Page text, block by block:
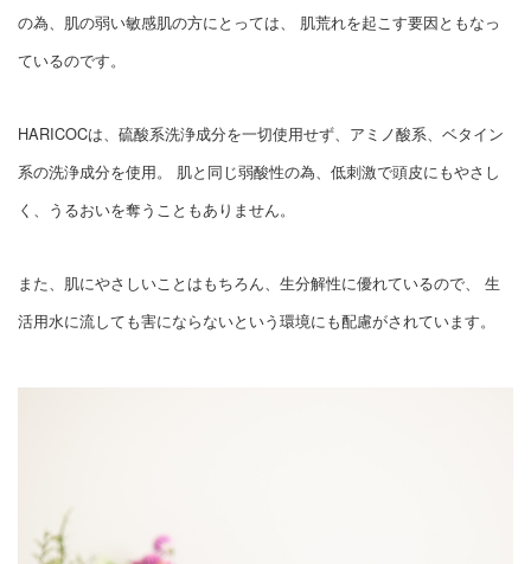
の為、肌の弱い敏感肌の方にとっては、 肌荒れを起こす要因ともなっ
ているのです。
HARICOCは、硫酸系洗浄成分を一切使用せず、アミノ酸系、ベタイン
系の洗浄成分を使用。 肌と同じ弱酸性の為、低刺激で頭皮にもやさし
く、うるおいを奪うこともありません。
また、肌にやさしいことはもちろん、生分解性に優れているので、 生
活用水に流しても害にならないという環境にも配慮がされています。